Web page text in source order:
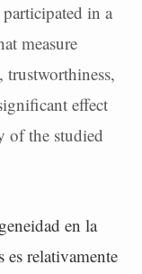
in a
measure
trustworthiness,
effect
of the studied
en la
es relativamente